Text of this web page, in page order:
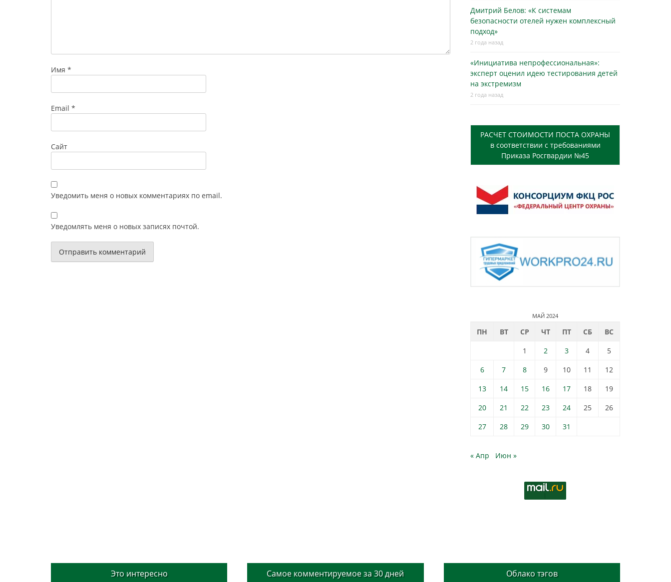
Имя *
Email *
Сайт
Уведомить меня о новых комментариях по email.
Уведомлять меня о новых записях почтой.
Дмитрий Белов: «К системам
безопасности отелей нужен комплексный
подход»
2 года назад
«Инициатива непрофессиональная»:
эксперт оценил идею тестирования детей
на экстремизм
2 года назад
РАСЧЕТ СТОИМОСТИ ПОСТА ОХРАНЫ
в соответствии с требованиями
Приказа Росгвардии №45
МАЙ 2024
ПН ВТ СР ЧТ ПТ СБ
ВС
1
2 3 4
5
6
7 8 9 10 11
12
13
14 15 16 17 18
19
20
21 22 23 24 25
26
27
28 29 30 31
« Апр Июн »
Это интересно Самое комментируемое за 30 дней Облако тэгов